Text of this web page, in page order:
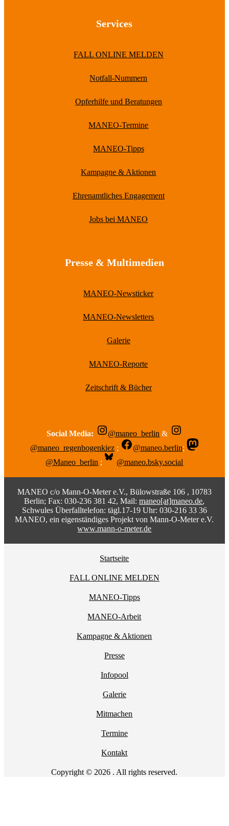
Services
FALL ONLINE MELDEN
Notfall-Nummern
Opferhilfe und Beratungen
MANEO-Termine
MANEO-Tipps
Kampagne & Aktionen
Ehrenamtliches Engagement
Jobs bei MANEO
Presse & Multimedien
MANEO-Newsticker
MANEO-Newsletters
Galerie
MANEO-Reporte
Zeitschrift & Bücher
Social Media: @maneo_berlin &
@maneo_regenbogenkiez ; @maneo.berlin;
@Maneo_berlin ; @maneo.bsky.social
MANEO c/o Mann-O-Meter e.V., Bülowstraße 106 , 10783
Berlin; Fax: 030-236 381 42, Mail:maneo[at]maneo.de,
Schwules Überfalltelefon: tägl.17-19 Uhr: 030-216 33 36
MANEO, ein eigenständiges Projekt von Mann-O-Meter e.V.
www.mann-o-meter.de
Startseite
FALL ONLINE MELDEN
MANEO-Tipps
MANEO-Arbeit
Kampagne & Aktionen
Presse
Infopool
Galerie
Mitmachen
Termine
Kontakt
Copyright © 2026 . All rights reserved.